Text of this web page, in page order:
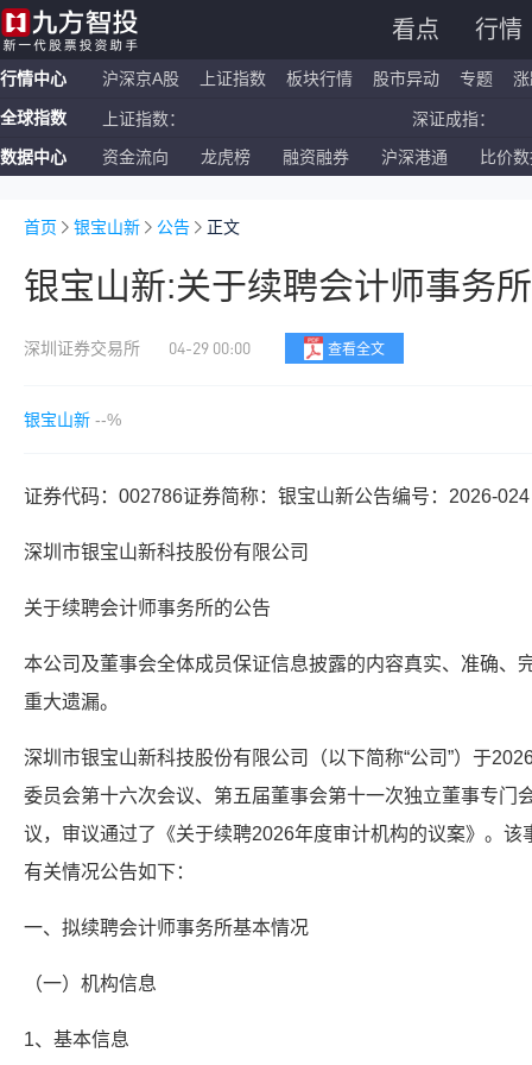
看点 行情
行情中心 沪深京A股 上证指数 板块行情 股市异动 专题
全球指数 上证指数： 深证成指：
恒生指数： 国企指数：
数据中心 资金流向 龙虎榜 融资融券 沪深港通 比价
首页 银宝山新 公告 正文
银宝山新:关于续聘会计师事务
深圳证券交易所 04-29 00:00 查看全文
银宝山新 --%
证券代码：002786证券简称：银宝山新公告编号：2026-024
深圳市银宝山新科技股份有限公司
关于续聘会计师事务所的公告
本公司及董事会全体成员保证信息披露的内容真实、准确、
重大遗漏。
深圳市银宝山新科技股份有限公司（以下简称“公司”）于
委员会第十六次会议、第五届董事会第十一次独立董事专门
议，审议通过了《关于续聘2026年度审计机构的议案》。
有关情况公告如下：
一、拟续聘会计师事务所基本情况
（一）机构信息
1、基本信息